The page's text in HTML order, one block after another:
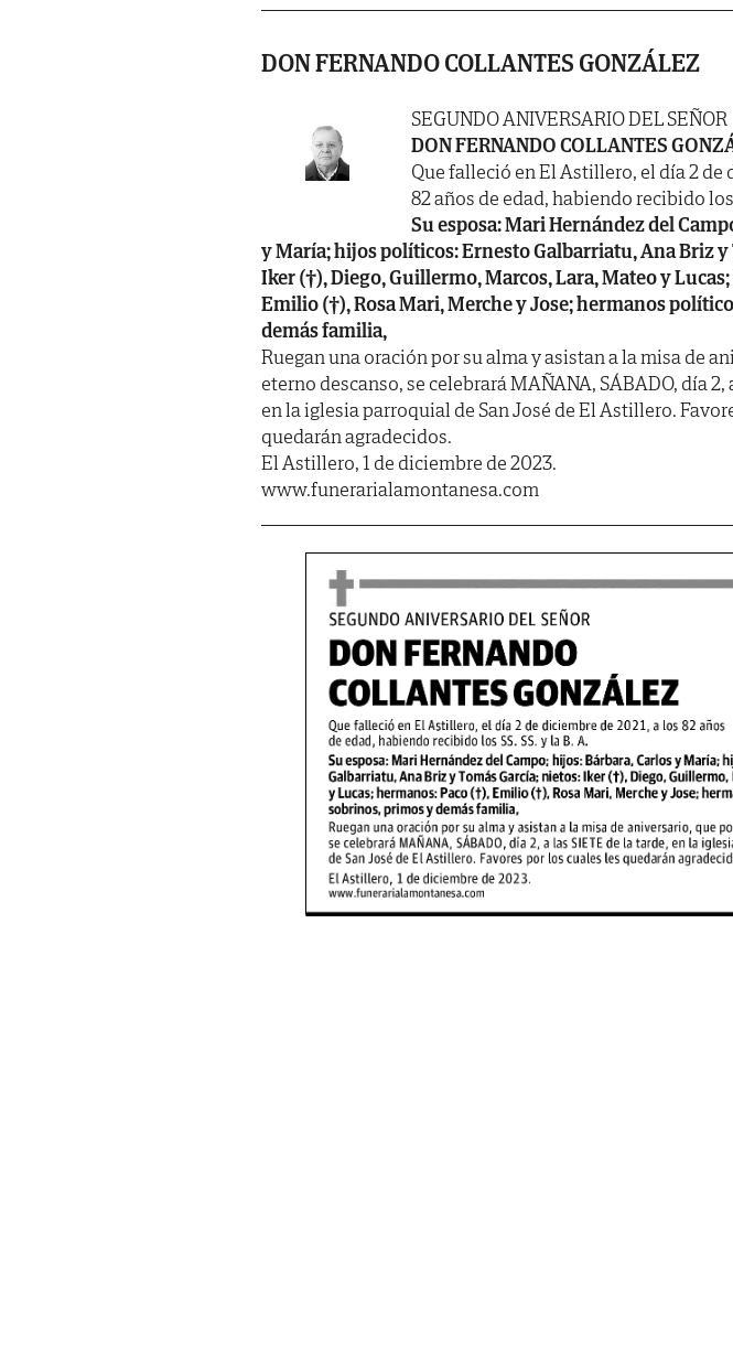
DON FERNANDO COLLANTES GONZÁLEZ
SEGUNDO ANIVERSARIO DEL SEÑOR
DON FERNANDO COLLANTES
Que falleció en El Astillero, el día 2 de
82 años de edad, habiendo recibido los
Su esposa: Mari Hernández del
y María; hijos políticos: Ernesto Galbarriatu, Ana Briz y
Iker (†), Diego, Guillermo, Marcos, Lara, Mateo y
Emilio (†), Rosa Mari, Merche y Jose; hermanos
demás familia,
Ruegan una oración por su alma y asistan a la misa de
eterno descanso, se celebrará MAÑANA, SÁBADO, día 2,
en la iglesia parroquial de San José de El Astillero.
quedarán agradecidos.
El Astillero, 1 de diciembre de 2023.
www.funerarialamontanesa.com